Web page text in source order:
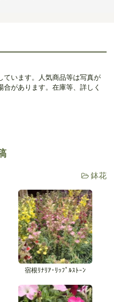
ています。人気商品等は写真が
があります。在庫等、詳しく
鉢花
宿根ﾘﾅﾘｱ･ﾘｯﾌﾟﾙｽﾄｰﾝ